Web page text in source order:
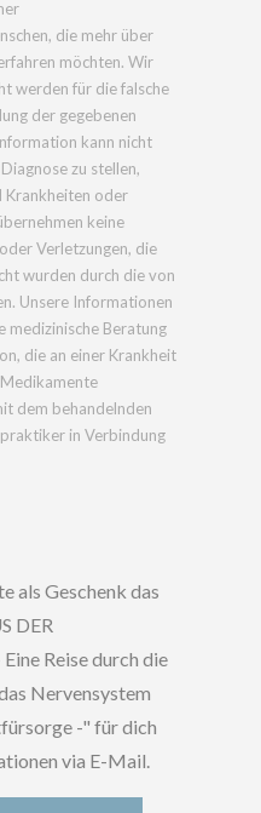
die mehr über
möchten. Wir
werden für die falsche
der gegebenen
kann nicht
zu stellen,
Krankheiten oder
keine
Verletzungen, die
wurden durch die von
Unsere Informationen
medizinische Beratung
die an einer Krankheit
dem behandelnden
in Verbindung
als Geschenk das
DER
Reise durch die
Nervensystem
-" für dich
via E-Mail.